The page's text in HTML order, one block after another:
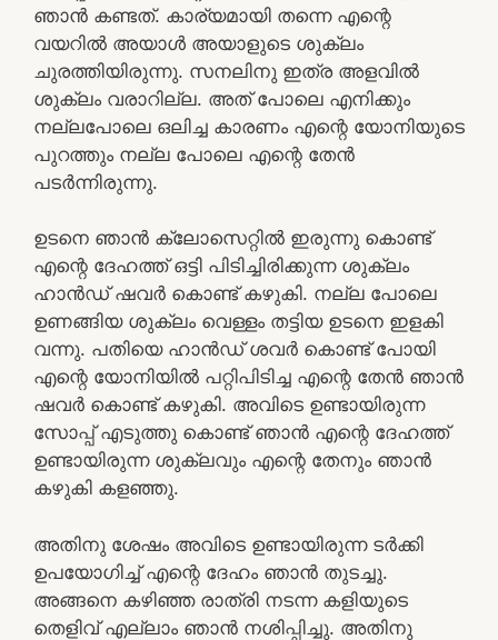
ഞാന്‍ കണ്ടത്. കാര്യമായി തന്നെ എന്റെ
വയറില്‍ അയാള്‍ അയാളുടെ ശുക്ലം
ചുരത്തിയിരുന്നു. സനലിനു ഇത്ര അളവില്‍
ശുക്ലം വരാറില്ല. അത് പോലെ എനിക്കും
നല്ലപോലെ ഒലിച്ച കാരണം എന്റെ യോനിയുടെ
പുറത്തും നല്ല പോലെ എന്റെ തേന്‍
പടര്‍ന്നിരുന്നു.
ഉടനെ ഞാന്‍ ക്ലോസെറ്റില്‍ ഇരുന്നു കൊണ്ട്
എന്റെ ദേഹത്ത് ഒട്ടി പിടിച്ചിരിക്കുന്ന ശുക്ലം
ഹാന്‍ഡ്‌ ഷവര്‍ കൊണ്ട് കഴുകി. നല്ല പോലെ
ഉണങ്ങിയ ശുക്ലം വെള്ളം തട്ടിയ ഉടനെ ഇളകി
വന്നു. പതിയെ ഹാന്‍ഡ്‌ ശവര്‍ കൊണ്ട് പോയി
എന്റെ യോനിയില്‍ പറ്റിപിടിച്ച എന്റെ തേന്‍ ഞാന്‍
ഷവര്‍ കൊണ്ട് കഴുകി. അവിടെ ഉണ്ടായിരുന്ന
സോപ്പ് എടുത്തു കൊണ്ട് ഞാന്‍ എന്റെ ദേഹത്ത്
ഉണ്ടായിരുന്ന ശുക്ലവും എന്റെ തേനും ഞാന്‍
കഴുകി കളഞ്ഞു.
അതിനു ശേഷം അവിടെ ഉണ്ടായിരുന്ന ടര്‍ക്കി
ഉപയോഗിച്ച് എന്റെ ദേഹം ഞാന്‍ തുടച്ചു.
അങ്ങനെ കഴിഞ്ഞ രാത്രി നടന്ന കളിയുടെ
തെളിവ് എല്ലാം ഞാന്‍ നശിപ്പിച്ചു. അതിനു